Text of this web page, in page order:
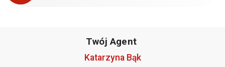
Twój Agent
Katarzyna Bąk